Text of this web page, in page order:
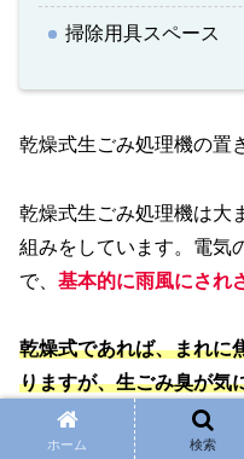
掃除用具スペース
乾燥式生ごみ処理機の置
乾燥式生ごみ処理機は大
組みをしています。電気
で、 基本的に雨風にされ
乾燥式であれば、まれに
りますが、生ごみ臭が気
。そのため多くのお家
チン周り)に乾燥式生ご
ホーム 検索